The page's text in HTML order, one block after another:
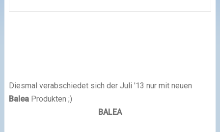
Diesmal verabschiedet sich der Juli '13 nur mit neuen
BaleaProdukten ;)
BALEA